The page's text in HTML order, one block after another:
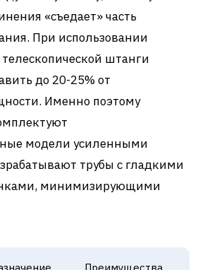
«съедает» часть
При использовании
штанги
до 20-25% от
Именно поэтому
модели усиленными
трубы с гладкими
минимизирующими